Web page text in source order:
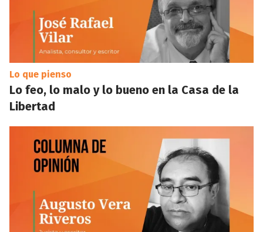
Lo que pienso
Lo feo, lo malo y lo bueno en la Casa de la
Libertad